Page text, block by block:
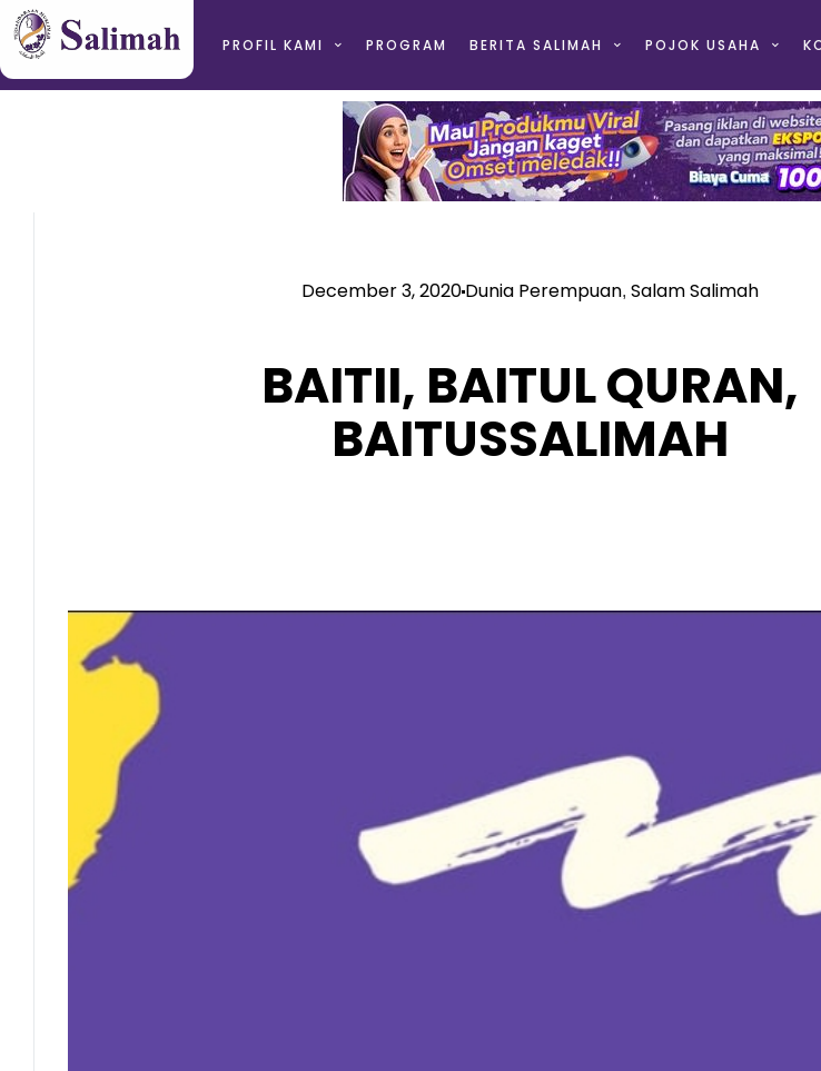
PROFIL KAMI PROGRAM BERITA SALIMAH POJOK USAHA
December 3, 2020Dunia Perempuan, Salam Salimah
BAITII, BAITUL QURAN,
BAITUSSALIMAH